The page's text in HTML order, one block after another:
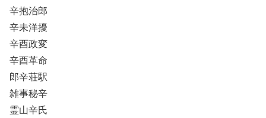
辛抱治郎
辛未洋擾
辛酉政変
辛酉革命
郎辛荘駅
雑事秘辛
霊山辛氏